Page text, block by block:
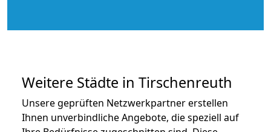
Weitere Städte in Tirschenreuth
Unsere geprüften Netzwerkpartner erstellen
Ihnen unverbindliche Angebote, die speziell auf